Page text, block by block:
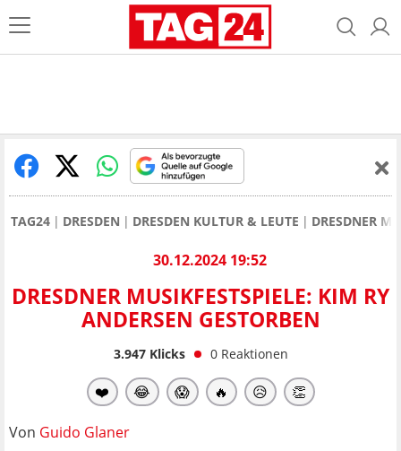
TAG24 DRESDEN DRESDEN KULTUR & LEUTE DRESDNER
30.12.2024 19:52
DRESDNER MUSIKFESTSPIELE: KIM RY
ANDERSEN GESTORBEN
3.947Klicks 0 Reaktionen
❤️ 😂 😱 🔥 😥 👏
Von Guido Glaner